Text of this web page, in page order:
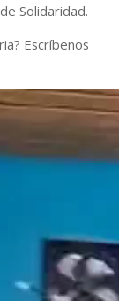
Solidaridad.
Escríbenos